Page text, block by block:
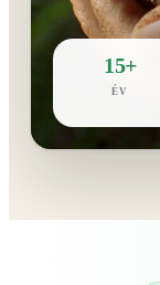
15+
ÉV